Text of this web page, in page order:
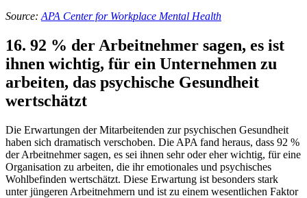
Source: APA Center for Workplace Mental Health
16. 92 % der Arbeitnehmer sagen, es ist
ihnen wichtig, für ein Unternehmen zu
arbeiten, das psychische Gesundheit
wertschätzt
Die Erwartungen der Mitarbeitenden zur psychischen Gesundheit
haben sich dramatisch verschoben. Die APA fand heraus, dass 92 %
der Arbeitnehmer sagen, es sei ihnen sehr oder eher wichtig, für eine
Organisation zu arbeiten, die ihr emotionales und psychisches
Wohlbefinden wertschätzt. Diese Erwartung ist besonders stark
unter jüngeren Arbeitnehmern und ist zu einem wesentlichen Faktor